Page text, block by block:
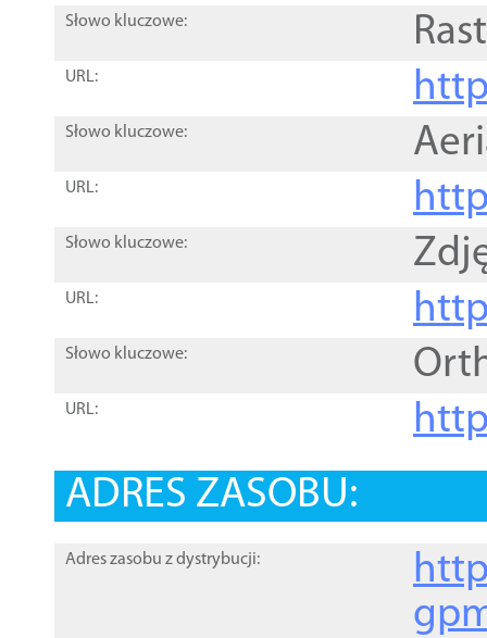
Słowo kluczowe:
URL:
Słowo kluczowe:
URL:
Słowo kluczowe:
URL:
Słowo kluczowe:
URL:
ADRES ZASOBU:
Adres zasobu z dystrybucji: